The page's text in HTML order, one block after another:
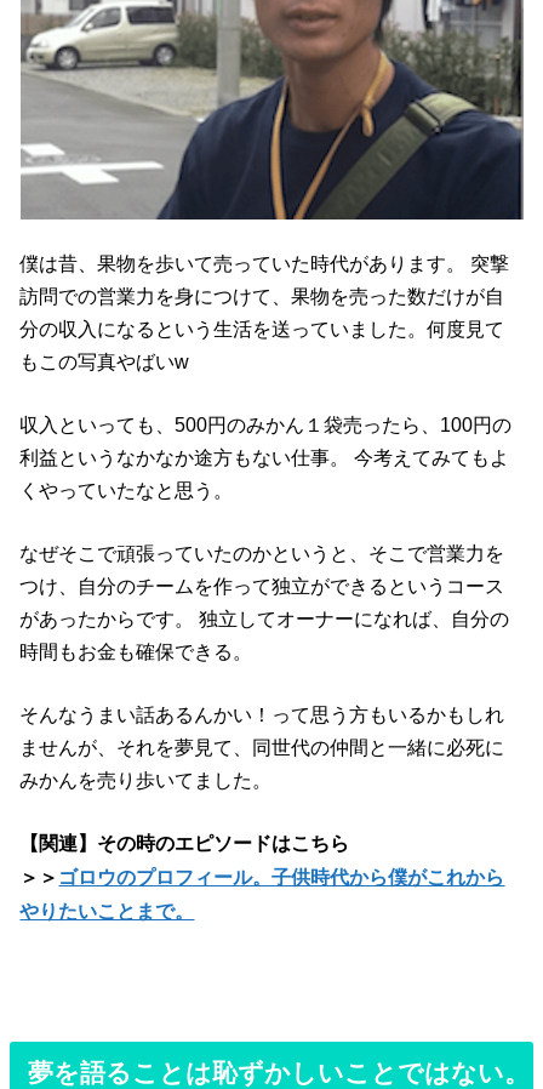
僕は昔、果物を歩いて売っていた時代があります。 突撃
訪問での営業力を身につけて、果物を売った数だけが自
分の収入になるという生活を送っていました。何度見て
もこの写真やばいw
収入といっても、500円のみかん１袋売ったら、100円の
利益というなかなか途方もない仕事。 今考えてみてもよ
くやっていたなと思う。
なぜそこで頑張っていたのかというと、そこで営業力を
つけ、自分のチームを作って独立ができるというコース
があったからです。 独立してオーナーになれば、自分の
時間もお金も確保できる。
そんなうまい話あるんかい！って思う方もいるかもしれ
ませんが、それを夢見て、同世代の仲間と一緒に必死に
みかんを売り歩いてました。
【関連】その時のエピソードはこちら
＞＞ ゴロウのプロフィール。子供時代から僕がこれから
やりたいことまで。
夢を語ることは恥ずかしいことではない。